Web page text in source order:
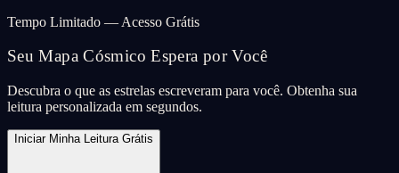
Tempo Limitado — Acesso Grátis
Seu Mapa Cósmico Espera por Você
Descubra o que as estrelas escreveram para você. Obtenha sua
leitura personalizada em segundos.
Iniciar Minha Leitura Grátis